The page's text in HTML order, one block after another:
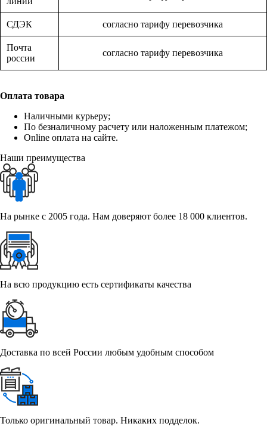
СДЭК согласно тарифу перевозчика
Почта
россии
согласно тарифу перевозчика
Оплата товара
Наличными курьеру;
По безналичному расчету или наложенным платежом;
Online оплата на сайте.
Наши преимущества
На рынке с 2005 года. Нам доверяют более 18 000 клиентов.
На всю продукцию есть сертификаты качества
Доставка по всей России любым удобным способом
Только оригинальный товар. Никаких подделок.